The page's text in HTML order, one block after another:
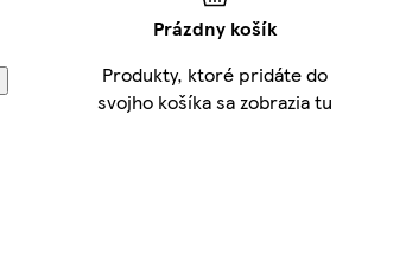
Prázdny košík
Produkty, ktoré pridáte do
svojho košíka sa zobrazia tu